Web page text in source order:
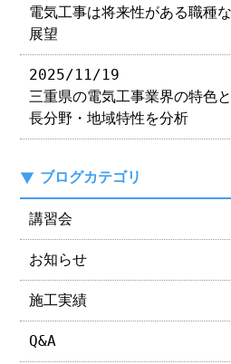
電気工事は将来性がある職種
展望
2025/11/19
三重県の電気工事業界の特色
長分野・地域特性を分析
ブログカテゴリ
講習会
お知らせ
施工実績
Q&A